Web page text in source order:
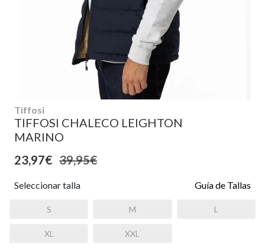
Tiffosi
TIFFOSI CHALECO LEIGHTON
MARINO
23,97€ 39,95€
Seleccionar talla Guía de Tallas
S M L
XL XXL